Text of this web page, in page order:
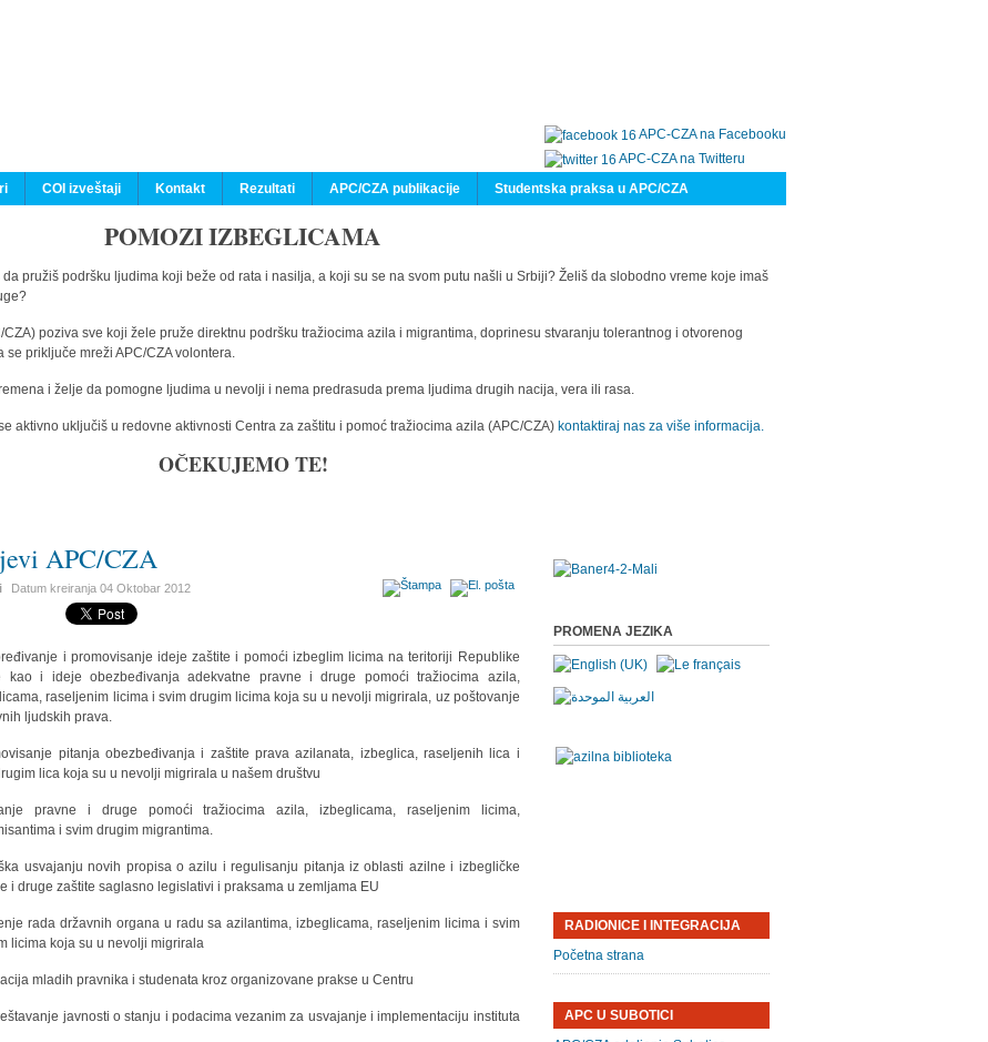
APC-CZA na Facebooku
APC-CZA na Twitteru
COI izveštaji Kontakt Rezultati APC/CZA publikacije Studentska praksa u APC/CZA
POMOZI IZBEGLICAMA
pružiš podršku ljudima koji beže od rata i nasilja, a koji su se na svom putu našli u Srbiji? Želiš da slobodno vreme koje imaš
poziva sve koji žele pruže direktnu podršku tražiocima azila i migrantima, doprinesu stvaranju tolerantnog i otvorenog
priključe mreži APC/CZA volontera.
i želje da pomogne ljudima u nevolji i nema predrasuda prema ljudima drugih nacija, vera ili rasa.
aktivno uključiš u redovne aktivnosti Centra za zaštitu i pomoć tražiocima azila (APC/CZA) kontaktiraj nas za više informacija.
OČEKUJEMO TE!
APC/CZA
Datum kreiranja04 Oktobar 2012
i promovisanje ideje zaštite i pomoći izbeglim licima na teritoriji Republike
kao i ideje obezbeđivanja adekvatne pravne i druge pomoći tražiocima azila,
raseljenim licima i svim drugim licima koja su u nevolji migrirala, uz poštovanje
ljudskih prava.
pitanja obezbeđivanja i zaštite prava azilanata, izbeglica, raseljenih lica i
lica koja su u nevolji migrirala u našem društvu
pravne i druge pomoći tražiocima azila, izbeglicama, raseljenim licima,
i svim drugim migrantima.
usvajanju novih propisa o azilu i regulisanju pitanja iz oblasti azilne i izbegličke
i druge zaštite saglasno legislativi i praksama u zemljama EU
rada državnih organa u radu sa azilantima, izbeglicama, raseljenim licima i svim
licima koja su u nevolji migrirala
mladih pravnika i studenata kroz organizovane prakse u Centru
javnosti o stanju i podacima vezanim za usvajanje i implementaciju instituta
PROMENA JEZIKA
RADIONICE I INTEGRACIJA
Početna strana
APC U SUBOTICI